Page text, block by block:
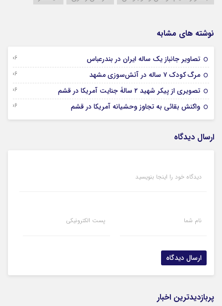
نوشته های مشابه
تصاویر جانباز یک ساله ایران در بندرعباس 06 آگوست 2026
مرگ کودک ۷ ساله در آتش‌سوزی مشهد 06 آگوست 2026
تصویری از پیکر شهید ۲ سالۀ جنایت آمریکا در قشم 06 آگوست 2026
واکنش بقائی به تجاوز وحشیانه آمریکا در قشم 06 آگوست 2026
ارسال دیدگاه
دیدگاه خود را اینجا بنویسید
نام شما پست الکترونیکی
پربازدیدترین اخبار